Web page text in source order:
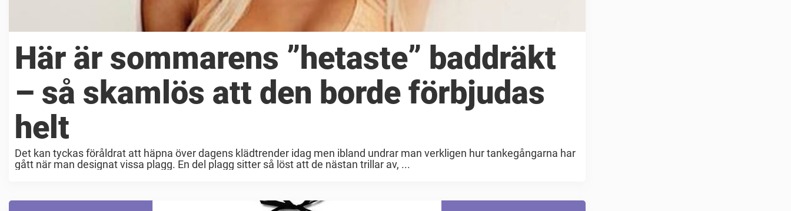
Här är sommarens ”hetaste” baddräkt
– så skamlös att den borde förbjudas
helt
Det kan tyckas föråldrat att häpna över dagens klädtrender idag men ibland undrar man verkligen hur tankegångarna har
gått när man designat vissa plagg. En del plagg sitter så löst att de nästan trillar av, ...